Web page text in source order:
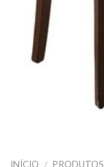
INÍCIO PRODUTOS